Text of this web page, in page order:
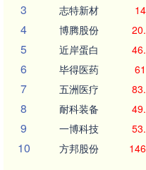
3 志特新材
4 博腾股份
5 近岸蛋白
6 毕得医药
7 五洲医疗
8 耐科装备
9 一博科技
10 方邦股份